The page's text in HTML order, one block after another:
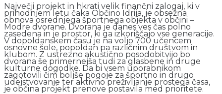
Največji projekt in hkrati velik finančni zalogaj, ki v
prihodnjem letu čaka Občino Idrija, je obsežna
obnova osrednjega športnega objekta v občini –
Modre dvorane. Dvorana je danes ves čas polno
zasedena in je prostor, ki ga izkoriščajo vse generacije.
V dopoldanskem času je na voljo 700 učencem
osnovne šole, popoldan pa različnim društvom in
klubom. Z ustrezno akustično posodobitvijo bo
dvorana še primernejša tudi za glasbene in druge
kulturne dogodke. Da bi vsem uporabnikom
zagotovili čim boljše pogoje za športno in drugo
udejstvovanje ter aktivno preživljanje prostega časa,
je občina projekt prenove postavila med prioritete.